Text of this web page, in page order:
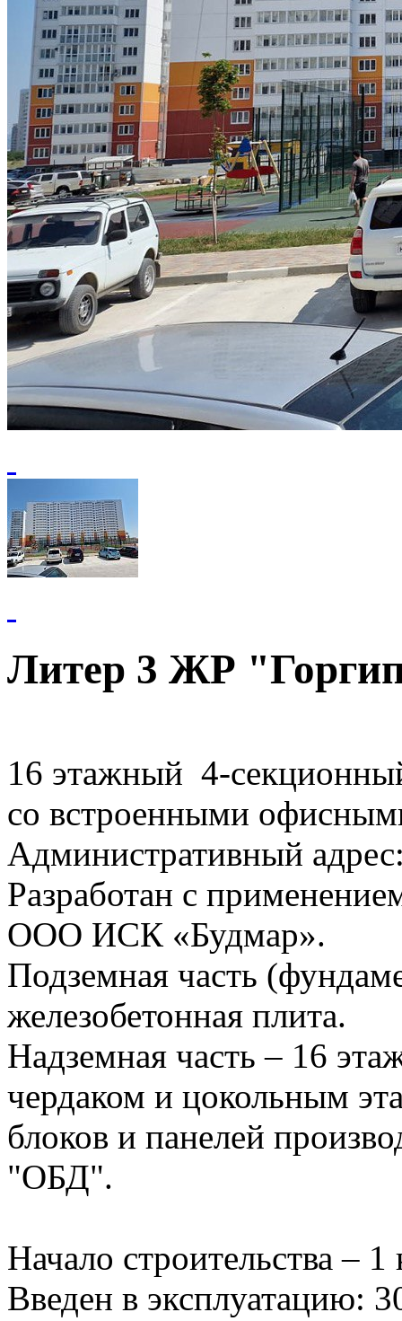
Литер 3 ЖР
16 этажный 4-
со встроенными
Административный
Разработан с
ООО ИСК «Будмар».
Подземная часть
железобетонная плита.
Надземная часть – 16
чердаком и цокольным
блоков и панелей
"ОБД".
Начало строительства –
Введен в эксплуатацию: